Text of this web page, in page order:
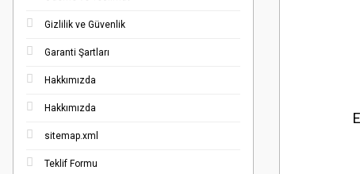
Gizlilik ve Güvenlik
Garanti Şartları
Hakkımızda
Hakkımızda
sitemap.xml
Teklif Formu